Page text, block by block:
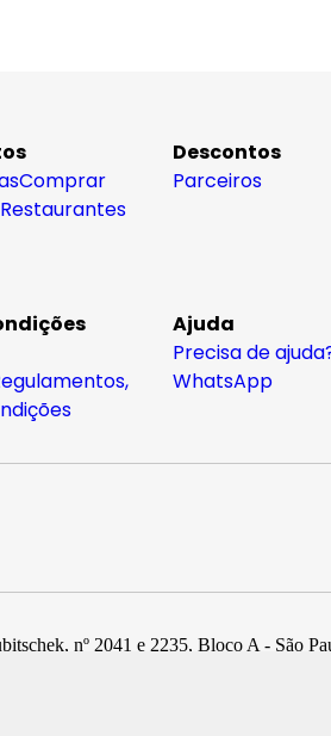
Comprar
Restaurantes
Descontos
Parceiros
Ajuda
Precisa de
WhatsApp
nº 2041 e 2235, Bloco A - São